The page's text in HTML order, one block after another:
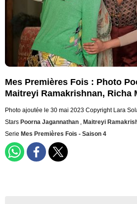
Mes Premières Fois : Photo
Maitreyi Ramakrishnan, Richa
Photo ajoutée le 30 mai 2023 Copyright Lara
Stars Poorna Jagannathan , Maitreyi
Serie Mes Premières Fois - Saison 4